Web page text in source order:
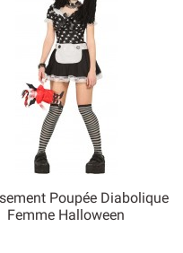
Poupée Diabolique
Femme Halloween
Aperçu rapide